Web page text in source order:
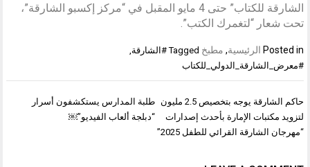
الشارقة للكتاب” حتى 4 مايو المقبل في “مركز إكسبو الشارقة”،
تحت شعار “لتغمرك الكتب”.
Posted in الرئيسية, مطبخ Tagged #الشارقة
#معرض_الشارقة_الدولي_للكتاب
تصفّح
المقالات
طلبة المدارس يستكشفون أسرار
“دبلجة ألعاب الفيديو”￼
حاكم الشارقة يوجه بتخصيص 2.5 مليون
لتزويد مكتبات الإمارة بأحدث إصدارات
“مهرجان الشارقة القرائي للطفل 2025”